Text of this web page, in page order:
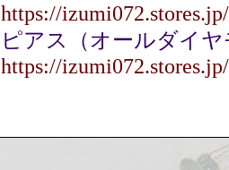
https://
ピアス（オールダイ
https://